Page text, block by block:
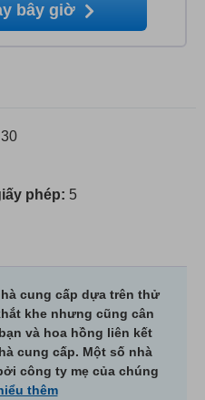
bây giờ
30
phép: 5
cung cấp dựa trên thử
khe nhưng cũng cân
và hoa hồng liên kết
cung cấp. Một số nhà
công ty mẹ của chúng
thêm